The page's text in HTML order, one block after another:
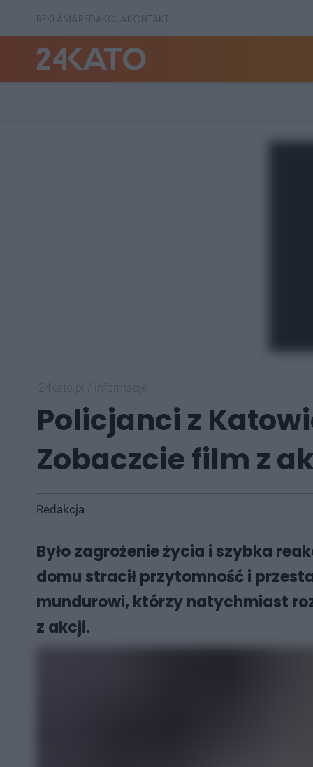
REKLAMAREDAKCJAKONTAKT
Policjanci z
Zobaczcie film z
Redakcja
Było zagrożenie życia i szybka
domu stracił przytomność i
mundurowi, którzy natychmiast
z akcji.